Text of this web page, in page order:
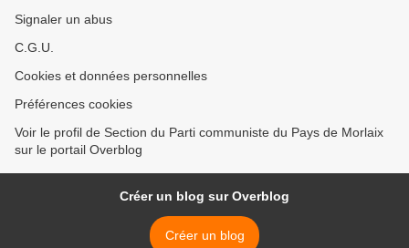
Signaler un abus
C.G.U.
Cookies et données personnelles
Préférences cookies
Voir le profil de Section du Parti communiste du Pays de Morlaix
sur le portail Overblog
Créer un blog sur Overblog
Créer un blog